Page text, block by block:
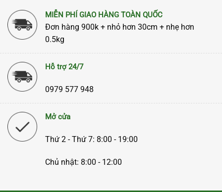
MIỄN PHÍ GIAO HÀNG TOÀN QUỐC
Đơn hàng 900k + nhỏ hơn 30cm + nhẹ hơn
0.5kg
Hỗ trợ 24/7
0979 577 948
Mở cửa
Thứ 2 - Thứ 7: 8:00 - 19:00
Chủ nhật: 8:00 - 12:00